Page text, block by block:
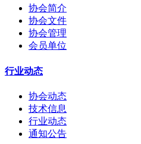
协会简介
协会文件
协会管理
会员单位
行业动态
协会动态
技术信息
行业动态
通知公告